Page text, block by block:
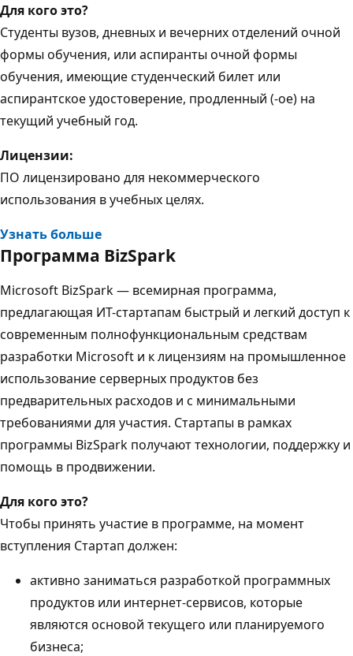
Для кого это?
Студенты вузов, дневных и вечерних отделений очной
формы обучения, или аспиранты очной формы
обучения, имеющие студенческий билет или
аспирантское удостоверение, продленный (-ое) на
текущий учебный год.
Лицензии:
ПО лицензировано для некоммерческого
использования в учебных целях.
Узнать больше
Программа BizSpark
Microsoft BizSpark — всемирная программа,
предлагающая ИТ-стартапам быстрый и легкий доступ к
современным полнофункциональным средствам
разработки Microsoft и к лицензиям на промышленное
использование серверных продуктов без
предварительных расходов и с минимальными
требованиями для участия. Стартапы в рамках
программы BizSpark получают технологии, поддержку и
помощь в продвижении.
Для кого это?
Чтобы принять участие в программе, на момент
вступления Стартап должен:
активно заниматься разработкой программных
продуктов или интернет-сервисов, которые
являются основой текущего или планируемого
бизнеса;